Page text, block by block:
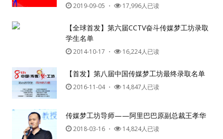
2019-09-05 ・ 17,996人已读
【全球首发】第六届CCTV奋斗传媒梦工坊录取
学生名单
2014-10-17 ・ 16,224人已读
【首发】第八届中国传媒梦工坊最终录取名单
2016-11-04・ 14,847人已读
传媒梦工坊导师——阿里巴巴原副总裁王孝华
2018-03-16 ・ 14,824人已读